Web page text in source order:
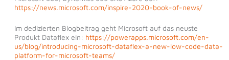
https://news.microsoft.com/inspire-2020-book-of-news/
Im dedizierten Blogbeitrag geht Microsoft auf das neuste
Produkt Dataflex ein: https://powerapps.microsoft.com/en-
us/blog/introducing-microsoft-dataflex-a-new-low-code-data-
platform-for-microsoft-teams/